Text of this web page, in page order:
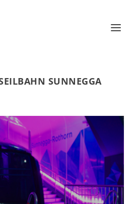
SUNNEGGA